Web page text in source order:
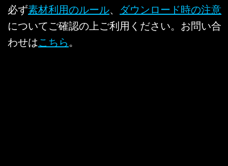
へ
キ
ッ
必ず素材利用のルール、 ダウンロード時の注意
についてご確認の上ご利用ください。お問い合
わせはこちら 。